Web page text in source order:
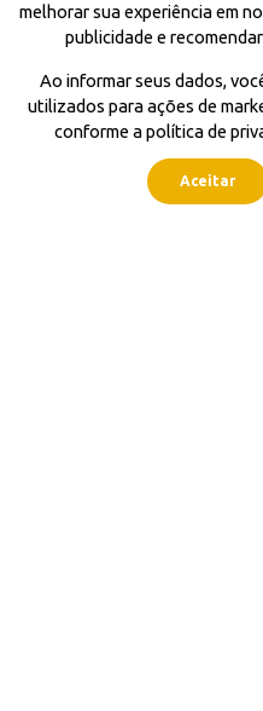
melhorar sua experiência em
publicidade e
Ao informar seus dados,
utilizados para ações de
conforme a política de
Aceitar